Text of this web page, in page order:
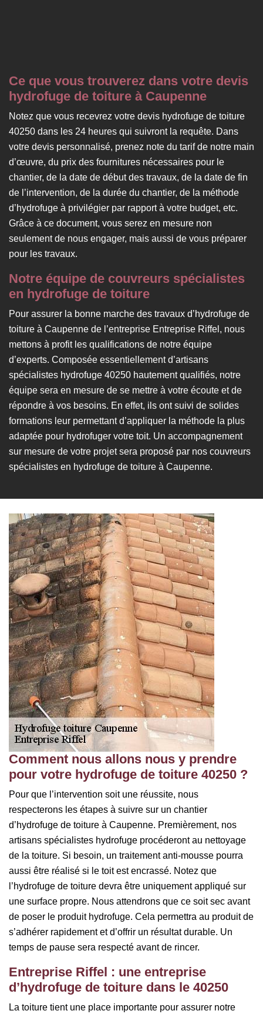
Ce que vous trouverez dans votre devis
hydrofuge de toiture à Caupenne
Notez que vous recevrez votre devis hydrofuge de toiture
40250 dans les 24 heures qui suivront la requête. Dans
votre devis personnalisé, prenez note du tarif de notre main
d’œuvre, du prix des fournitures nécessaires pour le
chantier, de la date de début des travaux, de la date de fin
de l’intervention, de la durée du chantier, de la méthode
d’hydrofuge à privilégier par rapport à votre budget, etc.
Grâce à ce document, vous serez en mesure non
seulement de nous engager, mais aussi de vous préparer
pour les travaux.
Notre équipe de couvreurs spécialistes
en hydrofuge de toiture
Pour assurer la bonne marche des travaux d’hydrofuge de
toiture à Caupenne de l’entreprise Entreprise Riffel, nous
mettons à profit les qualifications de notre équipe
d’experts. Composée essentiellement d’artisans
spécialistes hydrofuge 40250 hautement qualifiés, notre
équipe sera en mesure de se mettre à votre écoute et de
répondre à vos besoins. En effet, ils ont suivi de solides
formations leur permettant d’appliquer la méthode la plus
adaptée pour hydrofuger votre toit. Un accompagnement
sur mesure de votre projet sera proposé par nos couvreurs
spécialistes en hydrofuge de toiture à Caupenne.
Comment nous allons nous y prendre
pour votre hydrofuge de toiture 40250 ?
Pour que l’intervention soit une réussite, nous
respecterons les étapes à suivre sur un chantier
d’hydrofuge de toiture à Caupenne. Premièrement, nos
artisans spécialistes hydrofuge procéderont au nettoyage
de la toiture. Si besoin, un traitement anti-mousse pourra
aussi être réalisé si le toit est encrassé. Notez que
l’hydrofuge de toiture devra être uniquement appliqué sur
une surface propre. Nous attendrons que ce soit sec avant
de poser le produit hydrofuge. Cela permettra au produit de
s’adhérer rapidement et d’offrir un résultat durable. Un
temps de pause sera respecté avant de rincer.
Entreprise Riffel : une entreprise
d’hydrofuge de toiture dans le 40250
La toiture tient une place importante pour assurer notre